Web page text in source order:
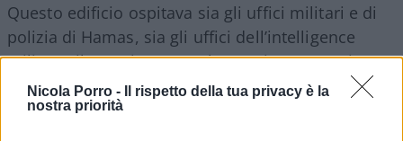
Nicola Porro -
Il rispetto della tua privacy è la
nostra priorità
Questo edificio ospitava sia gli uffici militari e di
polizia di Hamas, sia gli uffici dell’intelligence
militare, il quartier generale e vari avamposti.
“Alcuni di questi avamposti – spiega il portavoce
dell’Idf – sono stati utilizzati da Hamas per